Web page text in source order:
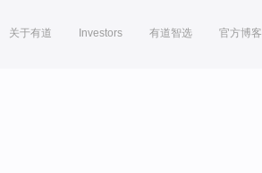
关于有道 Investors 有道智选 官方博客